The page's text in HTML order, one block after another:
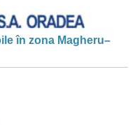
în zona Magheru–